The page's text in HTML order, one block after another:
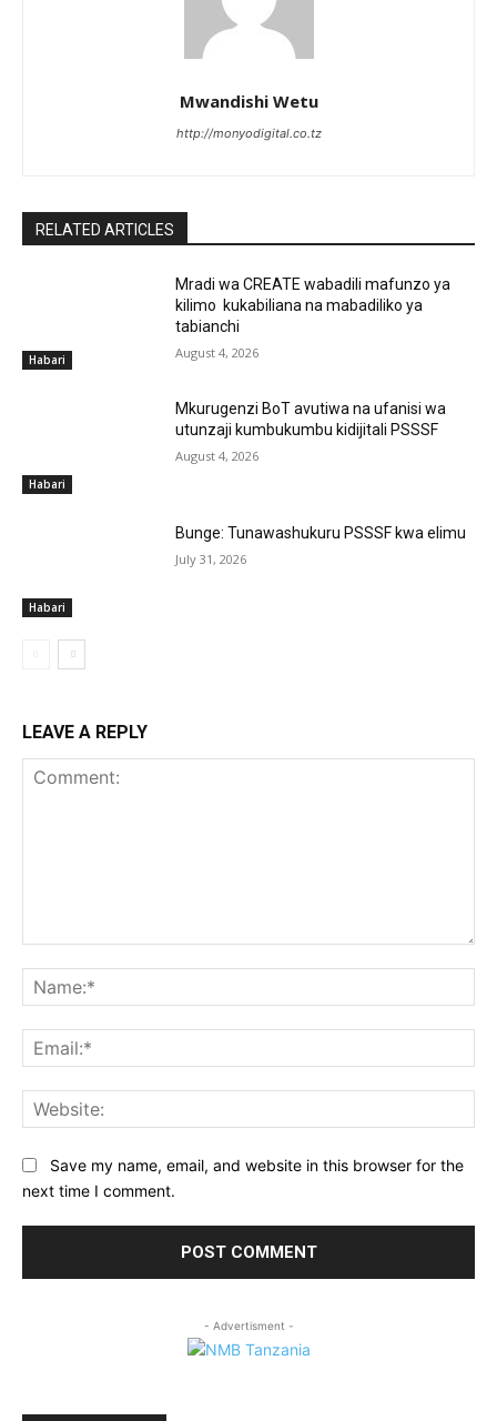
Mwandishi Wetu
http://monyodigital.co.tz
RELATED ARTICLES
Habari
Mradi wa CREATE wabadili mafunzo ya
kilimo kukabiliana na mabadiliko ya
tabianchi
August 4, 2026
Habari
Mkurugenzi BoT avutiwa na ufanisi wa
utunzaji kumbukumbu kidijitali PSSSF
August 4, 2026
Habari
Bunge: Tunawashukuru PSSSF kwa elimu
July 31, 2026
LEAVE A REPLY
Save my name, email, and website in this browser for the
next time I comment.
- Advertisment -